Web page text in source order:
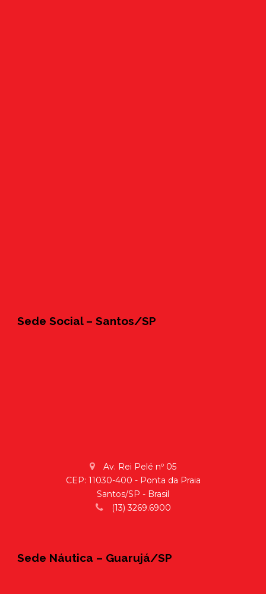
Sede Social – Santos/SP
Av. Rei Pelé nº 05
CEP: 11030-400 - Ponta da Praia
Santos/SP - Brasil
(13) 3269.6900
Sede Náutica – Guarujá/SP